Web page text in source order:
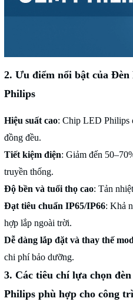
2. Ưu điểm nổi bật của
Philips
Hiệu suất cao: Chip LED Philips
đồng đều.
Tiết kiệm điện: Giảm đến
truyền thống.
Độ bền và tuổi thọ cao: Tản
Đạt tiêu chuẩn IP65/IP66: Khả
hợp lắp ngoài trời.
Dễ dàng lắp đặt và thay thế
chi phí bảo dưỡng.
3. Các tiêu chí lựa chọn
Philips phù hợp cho công